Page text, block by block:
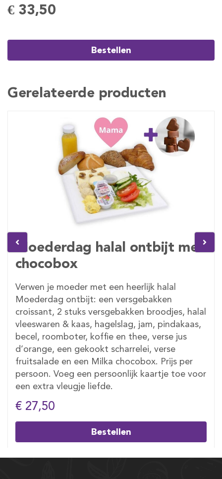
€ 33,50
Bestellen
Gerelateerde producten
Moederdag halal ontbijt met
chocobox
Verwen je moeder met een heerlijk halal
Moederdag ontbijt: een versgebakken
croissant, 2 stuks versgebakken broodjes, halal
vleeswaren & kaas, hagelslag, jam, pindakaas,
becel, roomboter, koffie en thee, verse jus
d’orange, een gekookt scharrelei, verse
fruitsalade en een Milka chocobox. Prijs per
persoon. Voeg een persoonlijk kaartje toe voor
een extra vleugje liefde.
€ 27,50
Bestellen